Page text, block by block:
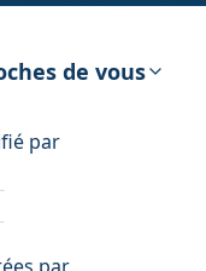
de vous
par